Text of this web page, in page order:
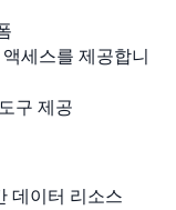
세스를 제공합니
구 제공
데이터 리소스